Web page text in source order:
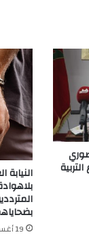
النيابة
19 أغسطس 2022